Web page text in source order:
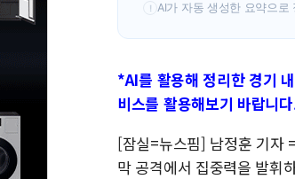
! AI가 자동 생성한 요약으로
*AI를 활용해 정리한 경기
비스를 활용해보기 바랍니
[잠실=뉴스핌] 남정훈 기자
막 공격에서 집중력을 발휘